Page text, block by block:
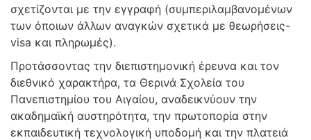
σχετίζονται με την εγγραφή (συμπεριλαμβανομένων
των όποιων άλλων αναγκών σχετικά με θεωρήσεις-
visa και πληρωμές).
Προτάσσοντας την διεπιστημονική έρευνα και τον
διεθνικό χαρακτήρα, τα Θερινά Σχολεία του
Πανεπιστημίου του Αιγαίου, αναδεικνύουν την
ακαδημαϊκή αυστηρότητα, την πρωτοπορία στην
εκπαιδευτική τεχνολογική υποδομή και την πλατειά